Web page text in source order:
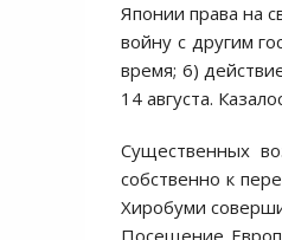
Японии права на
войну с другим
время; 6)
14 августа.
Существенных
собственно к
Хиробуми
Посещение